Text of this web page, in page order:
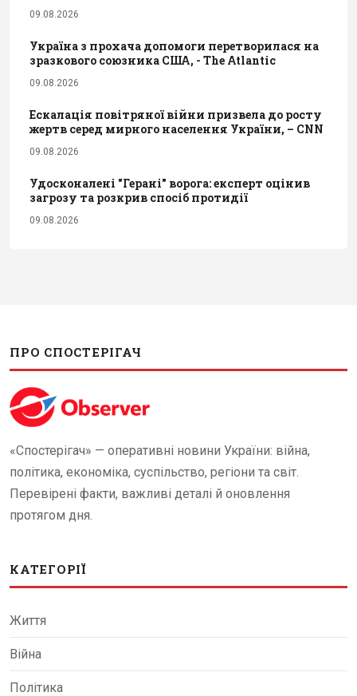
09.08.2026
Україна з прохача допомоги перетворилася на
зразкового союзника США, - The Atlantic
09.08.2026
Ескалація повітряної війни призвела до росту
жертв серед мирного населення України, – CNN
09.08.2026
Удосконалені "Герані" ворога: експерт оцінив
загрозу та розкрив спосіб протидії
09.08.2026
ПРО СПОСТЕРІГАЧ
«Спостерігач» — оперативні новини України: війна,
політика, економіка, суспільство, регіони та світ.
Перевірені факти, важливі деталі й оновлення
протягом дня.
КАТЕГОРІЇ
Життя
Війна
Політика